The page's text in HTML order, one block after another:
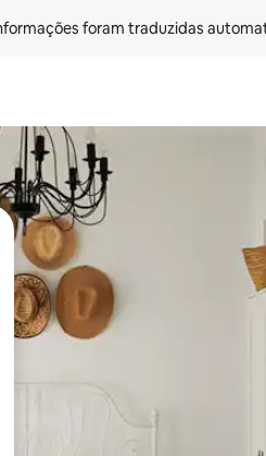
foram traduzidas
as seta para cima e para